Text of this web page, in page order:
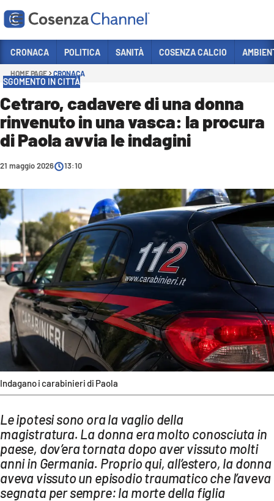
Sezioni
POLITICA
COSENZA CALCIO
ECONOMIA E LAVORO
SANITÀ
SPORT
CULTURA
AMBIENTE
Streaming
LAC TV
LAC NETWORK
LAC ONAIR
Network
LACPLAY.IT
LACTV.IT
LACONAIR.IT
CRONACA POLITICA SANITÀ COSENZA CALCIO
HOME PAGE CRONACA
SGOMENTO IN CITTÀ
Cetraro, cadavere di una donna
rinvenuto in una vasca: la procura
di Paola avvia le indagini
Indagano i carabinieri di Paola
21 maggio 2026 13:10
Le ipotesi sono ora la vaglio della
magistratura. La donna era molto conosciuta in
paese, dov’era tornata dopo aver vissuto molti
anni in Germania. Proprio qui, all’estero, la donna
aveva vissuto un episodio traumatico che l’aveva
segnata per sempre: la morte della figlia